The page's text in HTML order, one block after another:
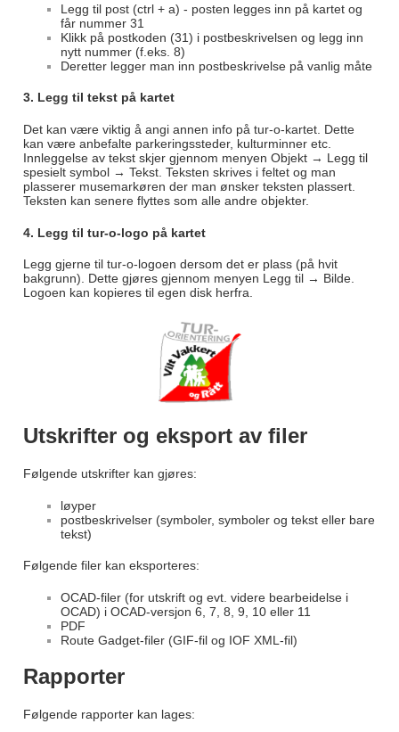
Legg til post (ctrl + a) - posten legges inn på kartet og
får nummer 31
Klikk på postkoden (31) i postbeskrivelsen og legg inn
nytt nummer (f.eks. 8)
Deretter legger man inn postbeskrivelse på vanlig måte
3. Legg til tekst på kartet
Det kan være viktig å angi annen info på tur-o-kartet. Dette
kan være anbefalte parkeringssteder, kulturminner etc.
Innleggelse av tekst skjer gjennom menyen Objekt → Legg til
spesielt symbol → Tekst. Teksten skrives i feltet og man
plasserer musemarkøren der man ønsker teksten plassert.
Teksten kan senere flyttes som alle andre objekter.
4. Legg til tur-o-logo på kartet
Legg gjerne til tur-o-logoen dersom det er plass (på hvit
bakgrunn). Dette gjøres gjennom menyen Legg til → Bilde.
Logoen kan kopieres til egen disk herfra.
Utskrifter og eksport av filer
Følgende utskrifter kan gjøres:
løyper
postbeskrivelser (symboler, symboler og tekst eller bare
tekst)
Følgende filer kan eksporteres:
OCAD-filer (for utskrift og evt. videre bearbeidelse i
OCAD) i OCAD-versjon 6, 7, 8, 9, 10 eller 11
PDF
Route Gadget-filer (GIF-fil og IOF XML-fil)
Rapporter
Følgende rapporter kan lages: